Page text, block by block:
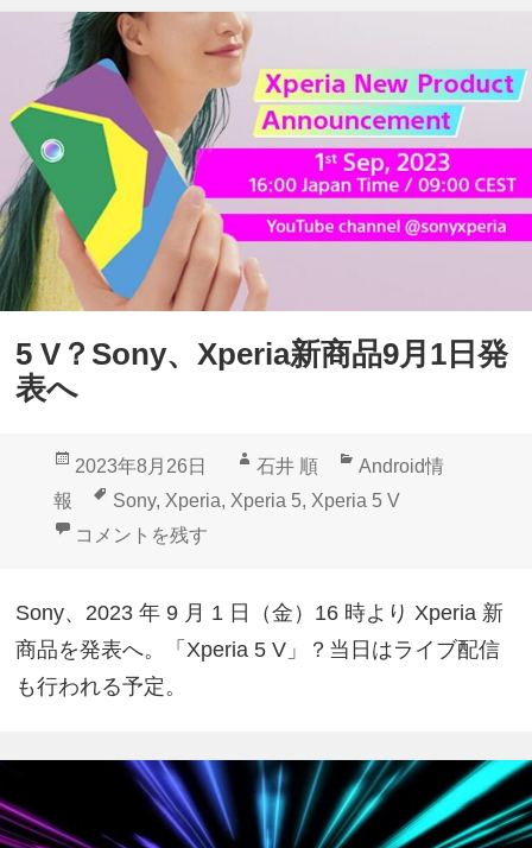
5 V？Sony、Xperia新商品9月1日発
表へ
投
日:
2023年8月26日
作
成
石井 順
カ
テ
ー
Android情
報
タ
グ
Sony, Xperia, Xperia 5, Xperia 5 V
5 V？Sony、Xperia新商品9月1日発表へ に
コメントを残す
Sony、2023 年 9 月 1 日（金）16 時より Xperia 新
商品を発表へ。「Xperia 5 V」？当日はライブ配信
も行われる予定。